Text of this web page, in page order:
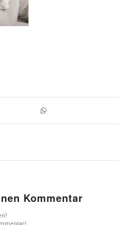
Kommentar